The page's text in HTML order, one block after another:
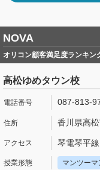
NOVA
オリコン顧客満足度ランキン
高松ゆめタウン校
087-813-
香川県高
琴電琴平
マンツーマ